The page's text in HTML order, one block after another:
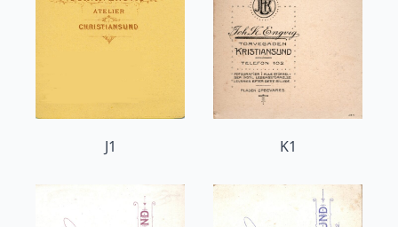
J1 K1